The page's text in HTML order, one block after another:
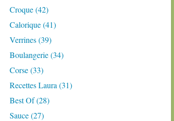
Croque (42)
Calorique (41)
Verrines (39)
Boulangerie (34)
Corse (33)
Recettes Laura (31)
Best Of (28)
Sauce (27)